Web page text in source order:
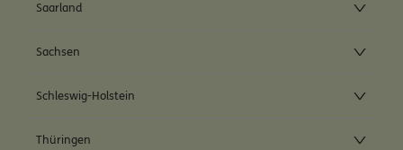
Saarland
Sachsen
Schleswig-Holstein
Thüringen